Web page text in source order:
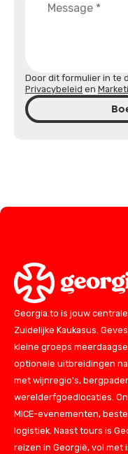
Door dit formulier in te
Privacybeleid en
Georgia.to is jouw
Zuidelijke Kaukasus.
kleine groeps
optionele uitbreidingen
met wijnregio's,
werelderfgoedlocaties.
MICE-evenementen,
logistiek. Naast tours is
reizen in Georgië, vol met